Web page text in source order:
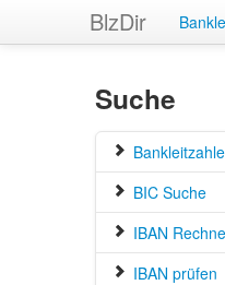
BlzDir
Suche
BIC Suche
IBAN
IBAN prüfen